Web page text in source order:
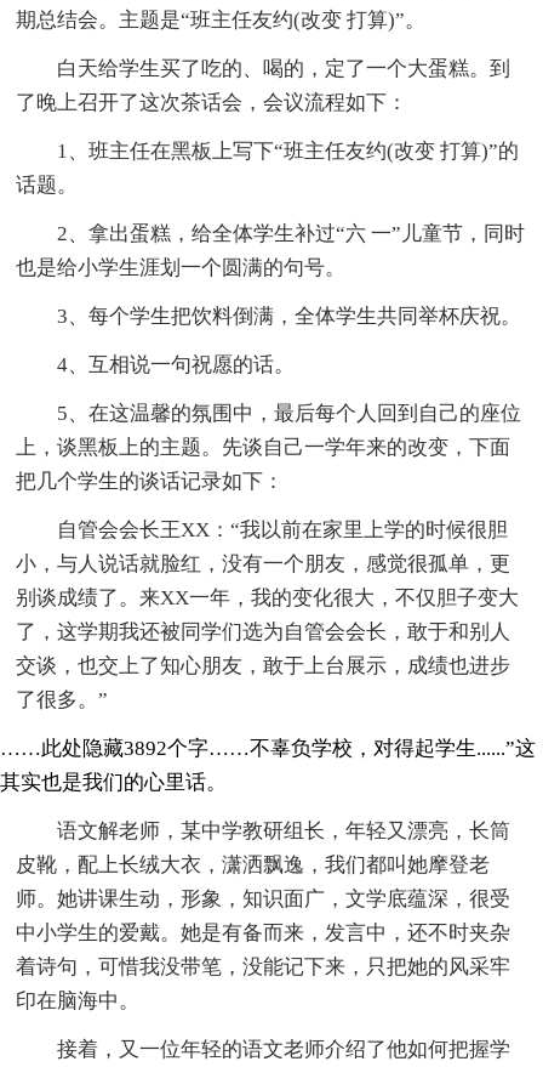
期总结会。主题是“班主任友约(改变 打算)”。
白天给学生买了吃的、喝的，定了一个大蛋糕。到
了晚上召开了这次茶话会，会议流程如下：
1、班主任在黑板上写下“班主任友约(改变 打算)”的
话题。
2、拿出蛋糕，给全体学生补过“六 一”儿童节，同时
也是给小学生涯划一个圆满的句号。
3、每个学生把饮料倒满，全体学生共同举杯庆祝。
4、互相说一句祝愿的话。
5、在这温馨的氛围中，最后每个人回到自己的座位
上，谈黑板上的主题。先谈自己一学年来的改变，下面
把几个学生的谈话记录如下：
自管会会长王XX：“我以前在家里上学的时候很胆
小，与人说话就脸红，没有一个朋友，感觉很孤单，更
别谈成绩了。来XX一年，我的变化很大，不仅胆子变大
了，这学期我还被同学们选为自管会会长，敢于和别人
交谈，也交上了知心朋友，敢于上台展示，成绩也进步
了很多。”
……此处隐藏3892个字……不辜负学校，对得起学生......”这
其实也是我们的心里话。
语文解老师，某中学教研组长，年轻又漂亮，长筒
皮靴，配上长绒大衣，潇洒飘逸，我们都叫她摩登老
师。她讲课生动，形象，知识面广，文学底蕴深，很受
中小学生的爱戴。她是有备而来，发言中，还不时夹杂
着诗句，可惜我没带笔，没能记下来，只把她的风采牢
印在脑海中。
接着，又一位年轻的语文老师介绍了他如何把握学